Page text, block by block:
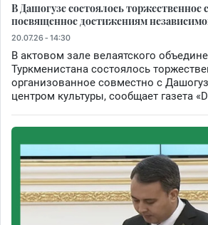
В Дашогузе состоялось торжественное
посвященное достижениям
20.07.26 - 14:30
В актовом зале велаятского
Туркменистана состоялось
организованное совместно с
центром культуры, сообщает газета